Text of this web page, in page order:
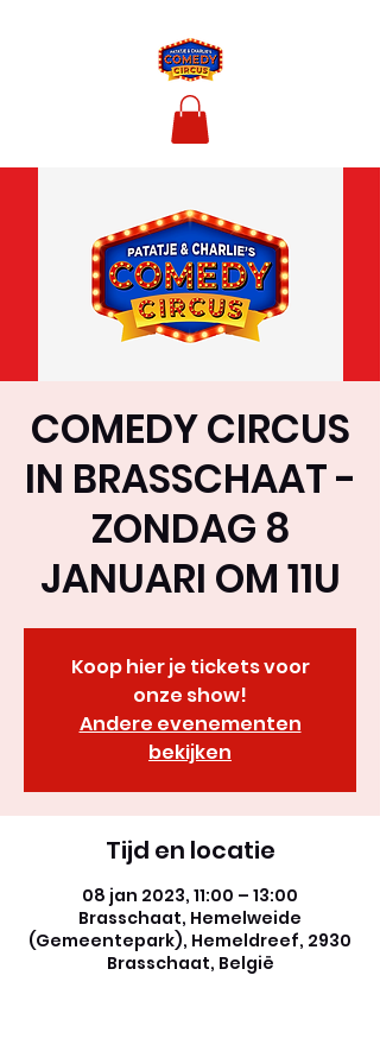
COMEDY CIRCUS
IN BRASSCHAAT -
ZONDAG 8
JANUARI OM 11U
Koop hier je tickets voor
onze show!
Andere evenementen
bekijken
Tijd en locatie
08 jan 2023, 11:00 – 13:00
Brasschaat, Hemelweide
(Gemeentepark), Hemeldreef, 2930
Brasschaat, België